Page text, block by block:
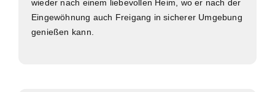
wieder nach einem liebevollen Heim, wo er nach der
Eingewöhnung auch Freigang in sicherer Umgebung
genießen kann.